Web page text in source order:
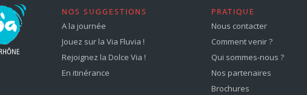
NOS SUGGESTIONS
A la journée
Jouez sur la Via Fluvia !
Rejoignez la Dolce Via !
En itinérance
PRATIQUE
Nous contacter
Comment venir ?
Qui sommes-nous ?
Nos partenaires
Brochures